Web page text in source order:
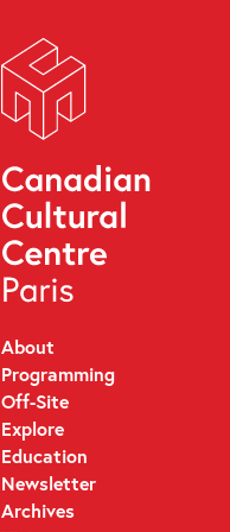
About
Programming
Off-Site
Explore
Education
Newsletter
Archives